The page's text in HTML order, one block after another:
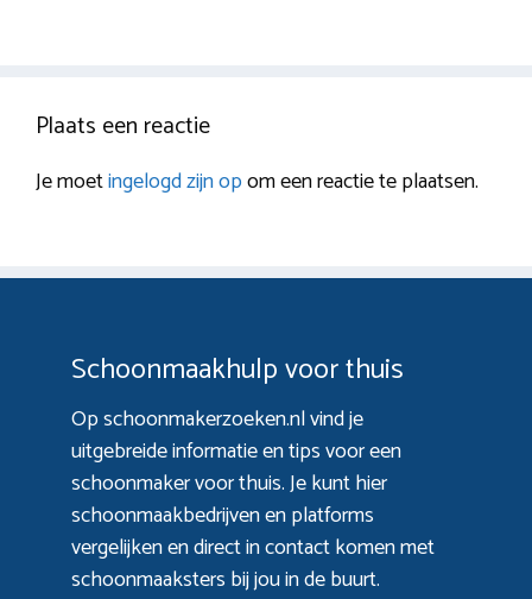
Plaats een reactie
Je moetingelogd zijn opom een reactie te plaatsen.
Schoonmaakhulp voor thuis
Op schoonmakerzoeken.nl vind je
uitgebreide informatie en tips voor een
schoonmaker voor thuis. Je kunt hier
schoonmaakbedrijven en platforms
vergelijken en direct in contact komen met
schoonmaaksters bij jou in de buurt.